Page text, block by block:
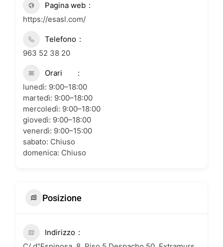
Pagina web
https://esasl.com/
Telefono
963 52 38 20
Orari
lunedì: 9:00–18:00
martedì: 9:00–18:00
mercoledì: 9:00–18:00
giovedì: 9:00–18:00
venerdì: 9:00–15:00
sabato: Chiuso
domenica: Chiuso
Posizione
Indirizzo